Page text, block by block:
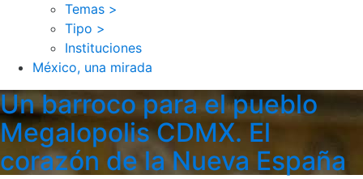
Temas >
Tipo >
Instituciones
México, una mirada
Un barroco para el pueblo
Megalopolis CDMX. El
corazón de la Nueva España